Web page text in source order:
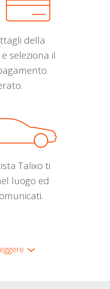
della
seleziona il
Talixo ti
luogo ed